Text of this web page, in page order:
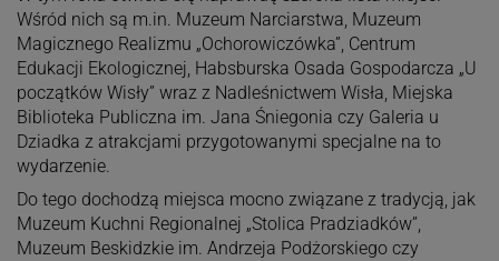
Wśród nich są m.in. Muzeum Narciarstwa, Muzeum
Magicznego Realizmu „Ochorowiczówka”, Centrum
Edukacji Ekologicznej, Habsburska Osada Gospodarcza „U
początków Wisły” wraz z Nadleśnictwem Wisła, Miejska
Biblioteka Publiczna im. Jana Śniegonia czy Galeria u
Dziadka z atrakcjami przygotowanymi specjalne na to
wydarzenie.
Do tego dochodzą miejsca mocno związane z tradycją, jak
Muzeum Kuchni Regionalnej „Stolica Pradziadków”,
Muzeum Beskidzkie im. Andrzeja Podżorskiego czy